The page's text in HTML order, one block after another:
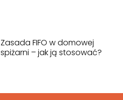
Zasada FIFO w domowej
spiżarni – jak ją stosować?